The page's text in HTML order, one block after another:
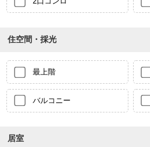
住空間・採光
最上階
バルコニー
居室